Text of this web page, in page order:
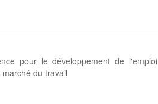
pour le développement de l'emploi
du travail